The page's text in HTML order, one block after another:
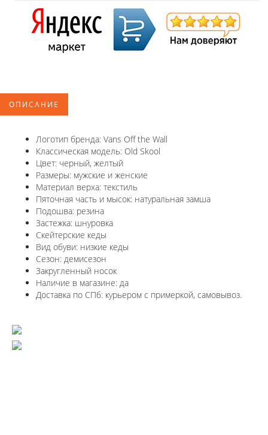
ОПИСАНИЕ
Логотип бренда: Vans Off the Wall
Классическая модель: Old Skool
Цвет: черный, желтый
Размеры: мужские и женские
Материал верха: текстиль
Пяточная часть и мысок: натуральная замша
Подошва: резина
Застежка: шнуровка
Скейтерские кеды
Вид обуви: низкие кеды
Сезон: демисезон
Закругленный носок
Наличие в магазине: да
Доставка по СПб: курьером с примеркой, самовывоз.